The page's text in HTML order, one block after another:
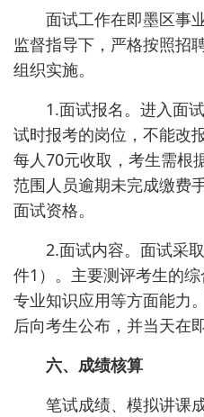
面试工作在即墨区事
监督指导下，严格按照招
组织实施。
1.面试报名。进入面
试时报考的岗位，不能改
每人70元收取，考生需根
范围人员逾期未完成缴费
面试资格。
2.面试内容。面试采
件1）。主要测评考生的
专业知识应用等方面能力
后向考生公布，并当天在
六、成绩核算
笔试成绩、模拟讲课